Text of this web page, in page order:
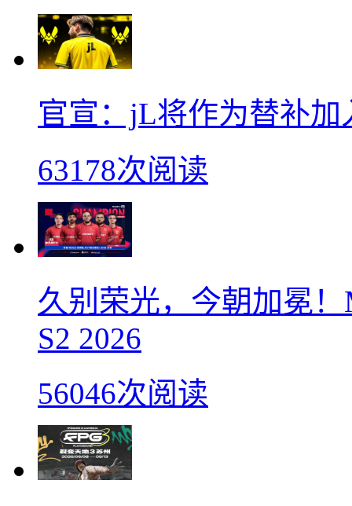
官宣：jL将作为替补加
63178次阅读
久别荣光，今朝加冕
S2 2026
56046次阅读